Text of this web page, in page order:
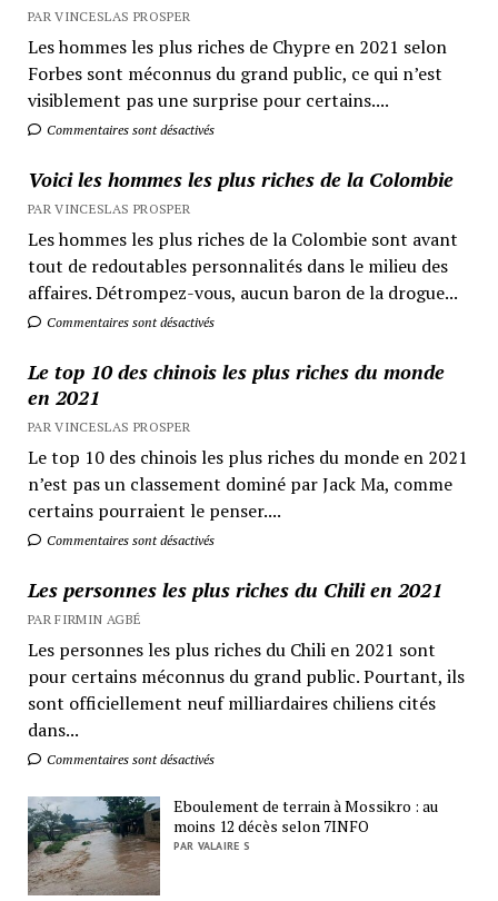
PAR VINCESLAS PROSPER
Les hommes les plus riches de Chypre en 2021 selon
Forbes sont méconnus du grand public, ce qui n’est
visiblement pas une surprise pour certains....
Commentaires sont désactivés
Voici les hommes les plus riches de la Colombie
PAR VINCESLAS PROSPER
Les hommes les plus riches de la Colombie sont avant
tout de redoutables personnalités dans le milieu des
affaires. Détrompez-vous, aucun baron de la drogue...
Commentaires sont désactivés
Le top 10 des chinois les plus riches du monde
en 2021
PAR VINCESLAS PROSPER
Le top 10 des chinois les plus riches du monde en 2021
n’est pas un classement dominé par Jack Ma, comme
certains pourraient le penser....
Commentaires sont désactivés
Les personnes les plus riches du Chili en 2021
PAR FIRMIN AGBÉ
Les personnes les plus riches du Chili en 2021 sont
pour certains méconnus du grand public. Pourtant, ils
sont officiellement neuf milliardaires chiliens cités
dans...
Commentaires sont désactivés
Eboulement de terrain à Mossikro : au
moins 12 décès selon 7INFO
PAR VALAIRE S